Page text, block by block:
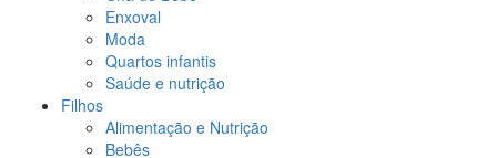
Enxoval
Moda
Quartos infantis
Saúde e nutrição
Filhos
Alimentação e Nutrição
Bebês